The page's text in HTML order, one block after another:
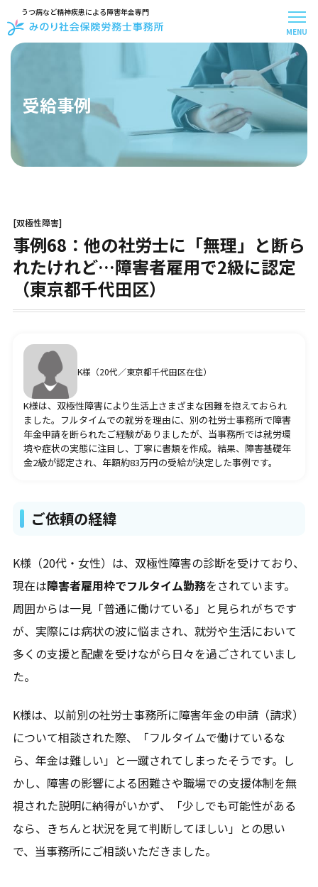
うつ病など精神疾患による障害年金専門
MENU
受給事例
[双極性障害]
事例68：他の社労士に「無理」と断ら
れたけれど…障害者雇用で2級に認定
（東京都千代田区）
K様（20代／東京都千代田区在住）
K様は、双極性障害により生活上さまざまな困難を抱えておられ
ました。フルタイムでの就労を理由に、別の社労士事務所で障害
年金申請を断られたご経験がありましたが、当事務所では就労環
境や症状の実態に注目し、丁寧に書類を作成。結果、障害基礎年
金2級が認定され、年額約83万円の受給が決定した事例です。
ご依頼の経緯
K様（20代・女性）は、双極性障害の診断を受けており、
現在は障害者雇用枠でフルタイム勤務をされています。
周囲からは一見「普通に働けている」と見られがちです
が、実際には病状の波に悩まされ、就労や生活において
多くの支援と配慮を受けながら日々を過ごされていまし
た。
K様は、以前別の社労士事務所に障害年金の申請（請求）
について相談された際、「フルタイムで働けているな
ら、年金は難しい」と一蹴されてしまったそうです。し
かし、障害の影響による困難さや職場での支援体制を無
視された説明に納得がいかず、「少しでも可能性がある
なら、きちんと状況を見て判断してほしい」との思い
で、当事務所にご相談いただきました。
スタッフ紹介
お客様アンケート
お問い合わせ
はじめての方へ
料金について
お手続きの流れ
30秒で無料診断
よくある質問
障害年金の基礎知識
疾病別の障害年金請求代行
うつ病
双極性障害・躁うつ病
統合失調症
ADHD・注意欠如多動症
ASD・自閉スペクトラム症
てんかん
知的障害
うつ病
統合失調症
発達障害
知的障害
てんかん
その他